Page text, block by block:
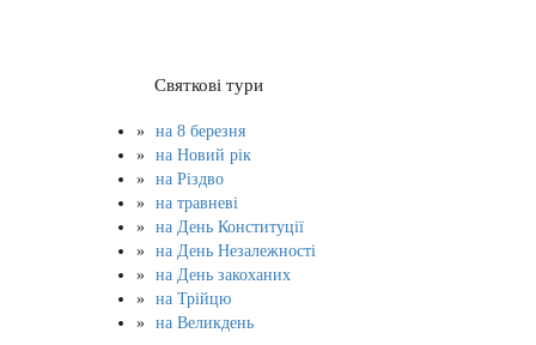
Святкові тури
на 8 березня
на Новий рік
на Різдво
на травневі
на День Конституції
на День Незалежності
на День закоханих
на Трійцю
на Великдень